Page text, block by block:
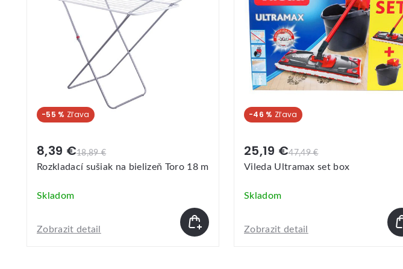
-46 %
47,49 €
25,19 €
Vileda Ultramax set box
Skladom
Zobrazit detail
Akcia -53 %
62,99 €
29,39 €
Rotačný mop set Vileda Easy wring &
Skladom
Zobrazit detail